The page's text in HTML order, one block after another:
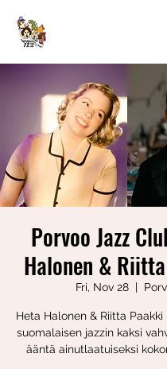
Porvoo Jazz
Halonen &
Fri, Nov 28
  |
Heta Halonen & Riitta
suomalaisen jazzin kaksi
ääntä ainutlaatuiseksi